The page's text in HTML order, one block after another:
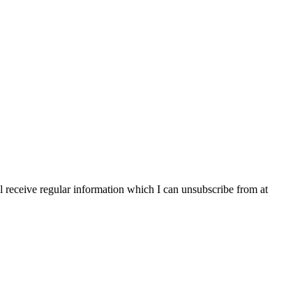
regular information which I can unsubscribe from at